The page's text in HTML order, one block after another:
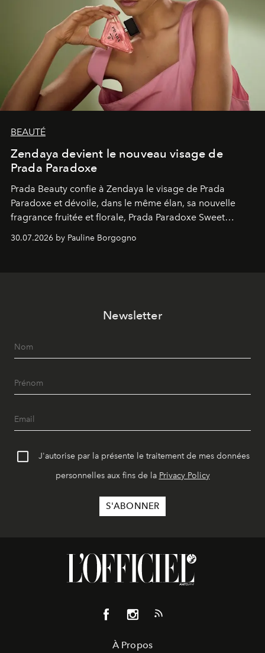
BEAUTÉ
Zendaya devient le nouveau visage de
Prada Paradoxe
Prada Beauty confie à Zendaya le visage de Prada
Paradoxe et dévoile, dans le même élan, sa nouvelle
fragrance fruitée et florale, Prada Paradoxe Sweet
30.07.2026 by Pauline Borgogno
Newsletter
J'autorise par la présente le traitement de mes données
personnelles aux fins de la Privacy Policy
À Propos